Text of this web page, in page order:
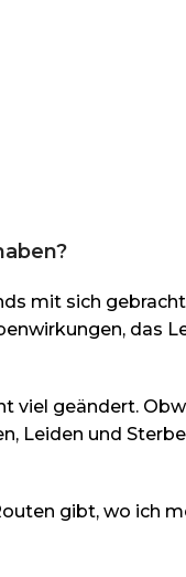
mit sich
das
viel geändert.
Leiden und
gibt, wo ich